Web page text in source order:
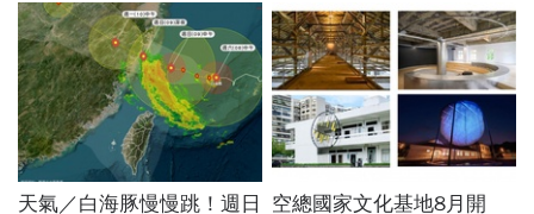
天氣／白海豚慢慢跳！週日
空總國家文化基地8月開